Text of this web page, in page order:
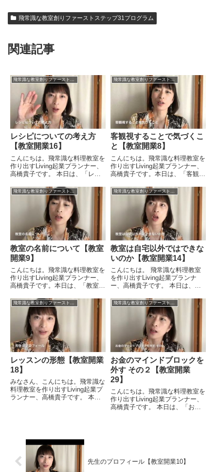
飛常識な教室創りファーストステップ31プログラム
関連記事
飛常識な教室創りファーストステップ31プログラム
レシピについての考え方
【教室開業16】
こんにちは。飛常識な料理教室を
作り出すLiving起業プランナー、
高橋貴子です。 本日は、「レシ
伝えしたいと思います。私の中で
はけっこうレシピの位置づけは大
事です。自分のブランディングに
ほぼ近い「顔」といっても...
飛常識な教室創りファーストステップ31プログラム
客観視することで気づくこ
と【教室開業8】
こんにちは。飛常識な料理教室を
作り出すLiving起業プランナー、
高橋貴子です。本日は、「客観視
お話ししたいと思います。先日
Skypeレッスンをやっていた生徒
さんとお話をしていて気づいたこ
とがあるんです。それは...
飛常識な教室創りファーストステップ31プログラム
教室の名前について【教室
開業9】
こんにちは。飛常識な料理教室を
作り出すLiving起業プランナー、
高橋貴子です。本日は、「教室の
いうことについてお話をしたいと
思います。教室の名前は、パン・
お菓子・料理なのか、によって、
いろいろな名前の付け方が...
飛常識な教室創りファーストステップ31プログラム
教室は自宅以外ではできな
いのか【教室開業14】
こんにちは。 飛常識な料理教室
を作り出すLiving起業プランナ
ー、高橋貴子です。 本日は、
か」 ということについて考えて
みたいと思います。自宅開業とい
う講座をやっている性質上、 自
宅がベースになってくるとい...
飛常識な教室創りファーストステップ31プログラム
レッスンの形態【教室開業
18】
みなさん、こんにちは。飛常識な
料理教室を作り出すLiving起業プ
ランナー、高橋貴子です。 本日
飛常識な教室創りファーストステップ31プログラム
お金のマインドブロックを
外す その２【教室開業
29】
こんにちは。飛常識な料理教室を
作り出すLiving起業プランナー、
高橋貴子です。 本日は、「お金
先生のプロフィール【教室開業10】